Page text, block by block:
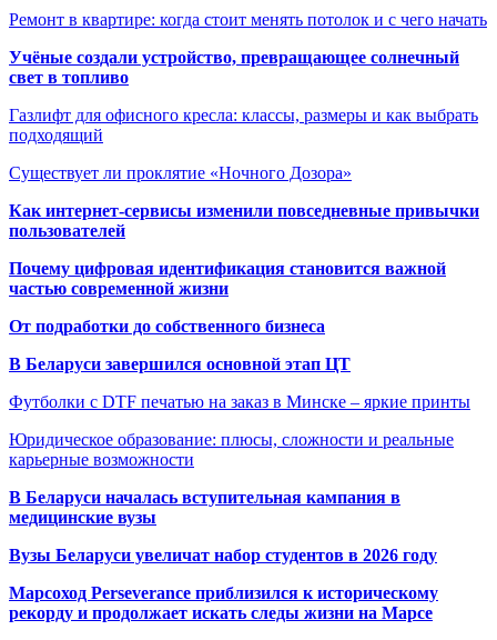
Ремонт в квартире: когда стоит менять потолок и с чего начать
Учёные создали устройство, превращающее солнечный
свет в топливо
Газлифт для офисного кресла: классы, размеры и как выбрать
подходящий
Существует ли проклятие «Ночного Дозора»
Как интернет-сервисы изменили повседневные привычки
пользователей
Почему цифровая идентификация становится важной
частью современной жизни
От подработки до собственного бизнеса
В Беларуси завершился основной этап ЦТ
Футболки с DTF печатью на заказ в Минске – яркие принты
Юридическое образование: плюсы, сложности и реальные
карьерные возможности
В Беларуси началась вступительная кампания в
медицинские вузы
Вузы Беларуси увеличат набор студентов в 2026 году
Марсоход Perseverance приблизился к историческому
рекорду и продолжает искать следы жизни на Марсе